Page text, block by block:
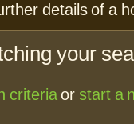
details of a
your
criteriaor start a